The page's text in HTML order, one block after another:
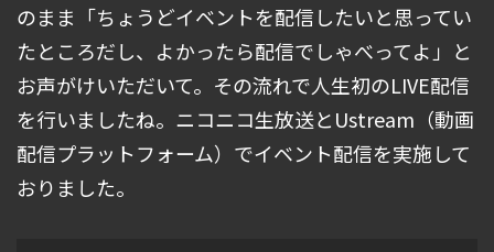
のまま「ちょうどイベントを配信したいと思ってい
たところだし、よかったら配信でしゃべってよ」と
お声がけいただいて。その流れで人生初のLIVE配信
を行いましたね。ニコニコ生放送とUstream（動画
配信プラットフォーム）でイベント配信を実施して
おりました。